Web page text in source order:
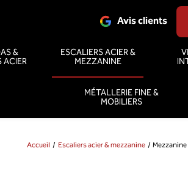
Avis clients
&
ACIER
ESCALIERS ACIER &
MEZZANINE
MÉTALLERIE FINE &
MOBILIERS
Accueil Escaliers acier & mezzanine